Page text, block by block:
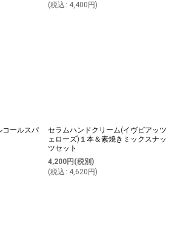
(税込 : 4,400 円)
コールスパ
セラムハンドクリーム(イヴピアッツ
ェローズ)１本＆素焼きミックスナッ
ツセット
4,200円 (税別)
(税込 : 4,620 円)